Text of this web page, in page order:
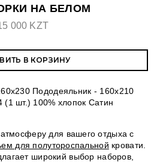
НА БЕЛОМ
000 KZT
В КОРЗИНУ
Пододеяльник - 160х210
(1 шт.) 100% хлопок Сатин
для вашего отдыха с
для полутороспальной кровати.
широкий выбор наборов,